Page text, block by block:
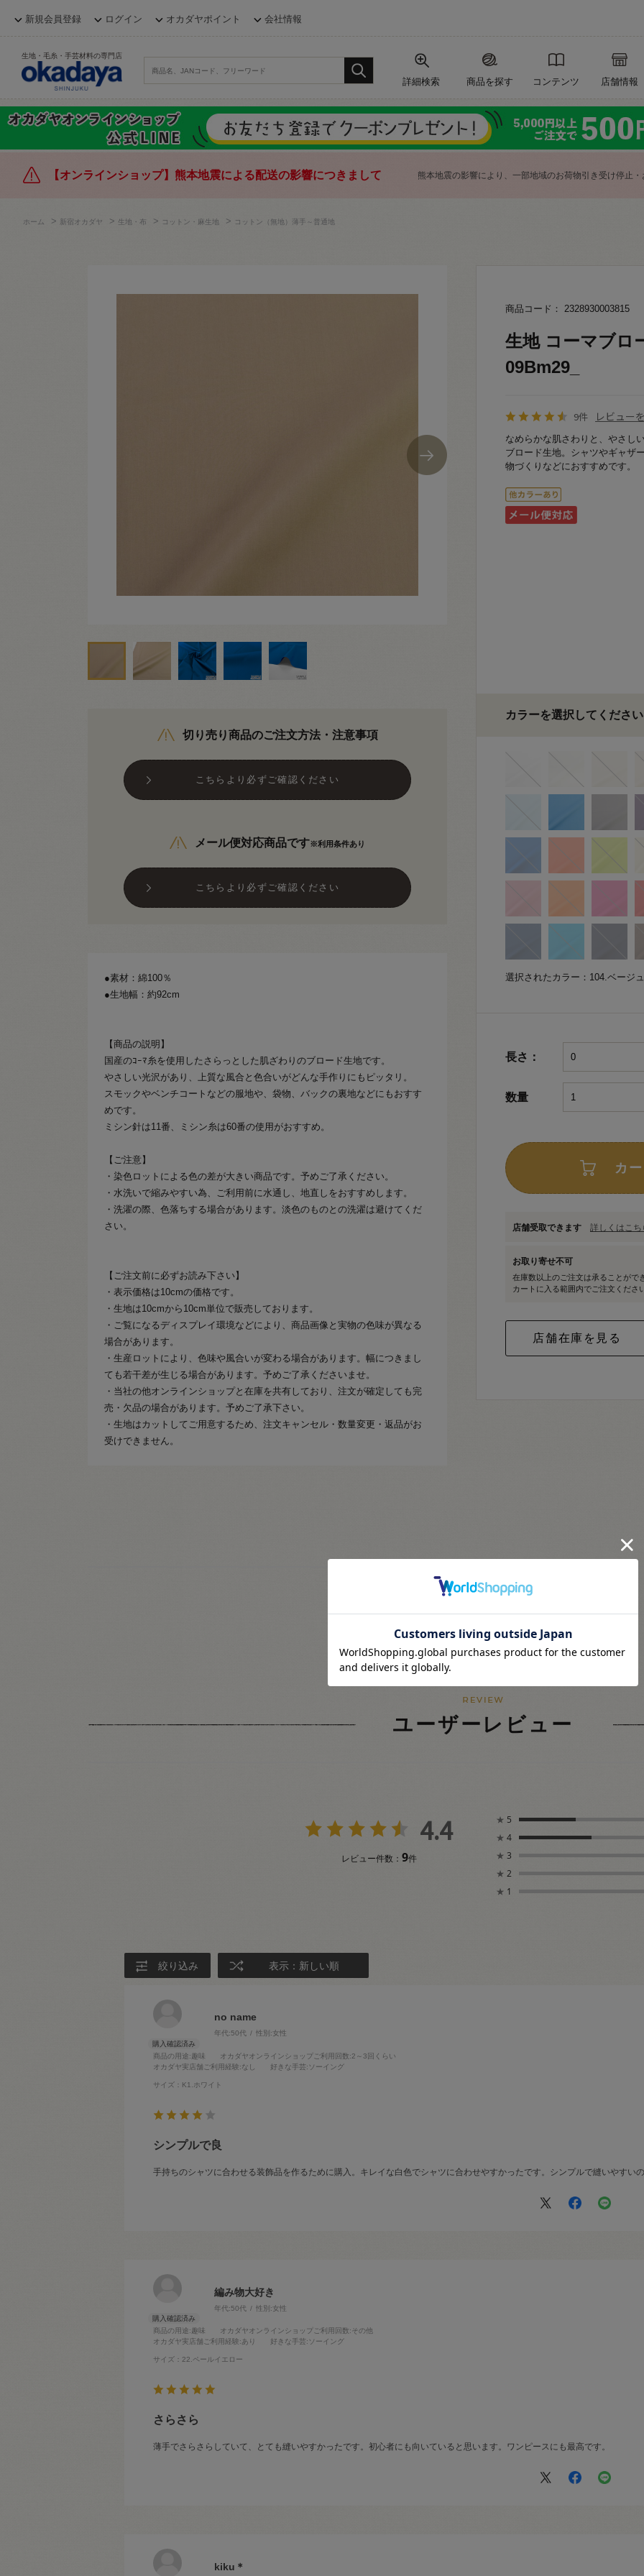
新規会員登録 ログイン オカダヤポイント 会社情報
生地・毛糸・手芸材料の専門店
詳細検索 商品を探す コンテンツ 店舗情報
【オンラインショップ】熊本地震による配送の影響につきまして 熊本地震の影響により、一部地域のお荷物引き受け停止
ホーム > 新宿オカダヤ > 生地・布 > コットン・麻生地 > コットン（無地）薄手～普通地
切り売り商品のご注文方法・注意事項
こちらより必ずご確認ください
メール便対応商品です※利用条件あり
こちらより必ずご確認ください
●素材：綿100％
●生地幅：約92cm
【商品の説明】
国産のｺｰﾏ糸を使用したさらっとした肌ざわりのブロード生地です。
やさしい光沢があり、上質な風合と色合いがどんな手作りにもピッタリ。
スモックやベンチコートなどの服地や、袋物、バックの裏地などにもおすす
めです。
ミシン針は11番、ミシン糸は60番の使用がおすすめ。
【ご注意】
・染色ロットによる色の差が大きい商品です。予めご了承ください。
・水洗いで縮みやすい為、ご利用前に水通し、地直しをおすすめします。
・洗濯の際、色落ちする場合があります。淡色のものとの洗濯は避けてくだ
さい。
【ご注文前に必ずお読み下さい】
・表示価格は10cmの価格です。
・生地は10cmから10cm単位で販売しております。
・ご覧になるディスプレイ環境などにより、商品画像と実物の色味が異なる
場合があります。
・生産ロットにより、色味や風合いが変わる場合があります。幅につきまし
ても若干差が生じる場合があります。予めご了承くださいませ。
・当社の他オンラインショップと在庫を共有しており、注文が確定しても完
売・欠品の場合があります。予めご了承下さい。
・生地はカットしてご用意するため、注文キャンセル・数量変更・返品がお
受けできません。
商品コード： 2328930003815
生地 コーマブロ
09Bm29_
9件 レビュー
なめらかな肌さわりと、やさし
ブロード生地。シャツやギャザ
物づくりなどにおすすめです。
カラーを選択してください
選択されたカラー：104.ベージュ
長さ：
数量
カ
店舗受取できます 詳しくはこち
お取り寄せ不可
在庫数以上のご注文は承ることがで
カートに入る範囲内でご注文くださ
ユーザーレビュー
4.4
レビュー件数： 9件
★ 5
★ 4
★ 3
★ 2
★ 1
絞り込み 表示：新しい順
no name
年代:50代 性別:女性
商品の用途:趣味 オカダヤオンラインショップご利用回数:2～3回くらい
オカダヤ実店舗ご利用経験:なし 好きな手芸:ソーイング
サイズ：K1.ホワイト
シンプルで良
手持ちのシャツに合わせる装飾品を作るために購入。キレイな白色でシャツに合わせやすかったです。シンプルで縫いやすい
編み物大好き
年代:50代 性別:女性
商品の用途:趣味 オカダヤオンラインショップご利用回数:その他
オカダヤ実店舗ご利用経験:あり 好きな手芸:ソーイング
サイズ：22.ペールイエロー
さらさら
薄手でさらさらしていて、とても縫いやすかったです。初心者にも向いていると思います。ワンピースにも最高です。
kiku＊